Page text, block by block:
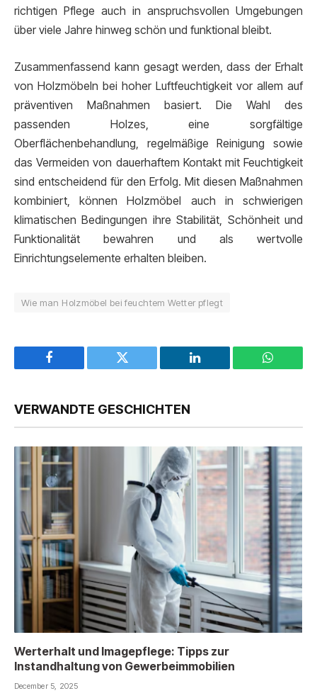
richtigen Pflege auch in anspruchsvollen Umgebungen
über viele Jahre hinweg schön und funktional bleibt.
Zusammenfassend kann gesagt werden, dass der Erhalt
von Holzmöbeln bei hoher Luftfeuchtigkeit vor allem auf
präventiven Maßnahmen basiert. Die Wahl des
passenden Holzes, eine sorgfältige
Oberflächenbehandlung, regelmäßige Reinigung sowie
das Vermeiden von dauerhaftem Kontakt mit Feuchtigkeit
sind entscheidend für den Erfolg. Mit diesen Maßnahmen
kombiniert, können Holzmöbel auch in schwierigen
klimatischen Bedingungen ihre Stabilität, Schönheit und
Funktionalität bewahren und als wertvolle
Einrichtungselemente erhalten bleiben.
Wie man Holzmöbel bei feuchtem Wetter pflegt
Facebook Twitter LinkedIn
VERWANDTE GESCHICHTEN
Werterhalt und Imagepflege: Tipps zur
Instandhaltung von Gewerbeimmobilien
December 5, 2025